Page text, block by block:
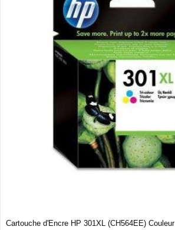
Cartouche d'Encre HP 301XL (CH564EE) Couleur